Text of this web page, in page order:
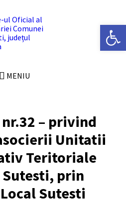
MENIU
– privind
Unitatii
Teritoriale
Sutesti, prin
Sutesti
Deschide bara de unelte